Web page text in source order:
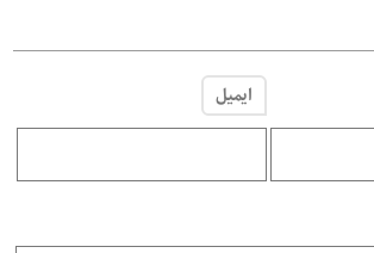
ایمیل